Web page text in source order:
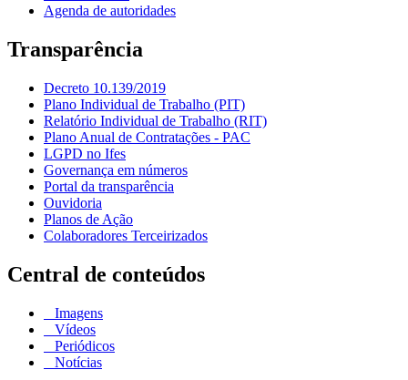
Agenda de autoridades
Transparência
Decreto 10.139/2019
Plano Individual de Trabalho (PIT)
Relatório Individual de Trabalho (RIT)
Plano Anual de Contratações - PAC
LGPD no Ifes
Governança em números
Portal da transparência
Ouvidoria
Planos de Ação
Colaboradores Terceirizados
Central de conteúdos
Imagens
Vídeos
Periódicos
Notícias